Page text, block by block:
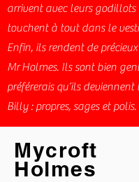
arrivent avec leurs godillots
touchent à tout dans le
Enfin, ils rendent de
Mr Holmes. Ils sont bien
préférerais qu’ils deviennent
Billy : propres, sages et polis.
Mycroft
Holmes